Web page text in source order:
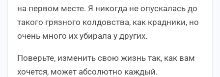
на первом месте. Я никогда не опускалась до
такого грязного колдовства, как крадники, но
очень много их убирала у других.
Поверьте, изменить свою жизнь так, как вам
хочется, может абсолютно каждый.